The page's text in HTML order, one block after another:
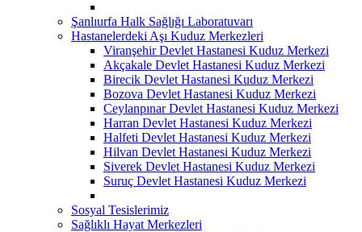
Şanlıurfa Halk Sağlığı Laboratuvarı
Hastanelerdeki Aşı Kuduz Merkezleri
Viranşehir Devlet Hastanesi Kuduz Merkezi
Akçakale Devlet Hastanesi Kuduz Merkezi
Birecik Devlet Hastanesi Kuduz Merkezi
Bozova Devlet Hastanesi Kuduz Merkezi
Ceylanpınar Devlet Hastanesi Kuduz Merkezi
Harran Devlet Hastanesi Kuduz Merkezi
Halfeti Devlet Hastanesi Kuduz Merkezi
Hilvan Devlet Hastanesi Kuduz Merkezi
Siverek Devlet Hastanesi Kuduz Merkezi
Suruç Devlet Hastanesi Kuduz Merkezi
Sosyal Tesislerimiz
Sağlıklı Hayat Merkezleri